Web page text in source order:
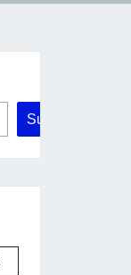
Suchen